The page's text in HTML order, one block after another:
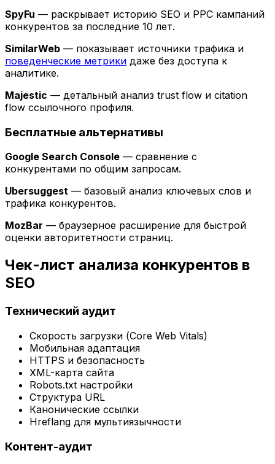
SpyFu — раскрывает историю SEO и PPC кампаний
конкурентов за последние 10 лет.
SimilarWeb — показывает источники трафика и
поведенческие метрики даже без доступа к
аналитике.
Majestic — детальный анализ trust flow и citation
flow ссылочного профиля.
Бесплатные альтернативы
Google Search Console — сравнение с
конкурентами по общим запросам.
Ubersuggest — базовый анализ ключевых слов и
трафика конкурентов.
MozBar — браузерное расширение для быстрой
оценки авторитетности страниц.
Чек-лист анализа конкурентов в
SEO
Технический аудит
Скорость загрузки (Core Web Vitals)
Мобильная адаптация
HTTPS и безопасность
XML-карта сайта
Robots.txt настройки
Структура URL
Канонические ссылки
Hreflang для мультиязычности
Контент-аудит